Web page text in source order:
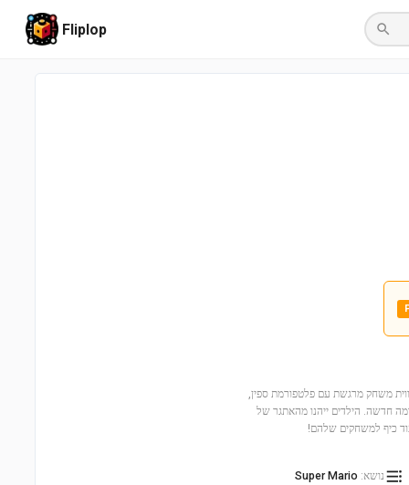
Fliplop
הסט המיוחד הזה מציע חווית משחק מרגשת עם פלטפורמת ספין,
חדשה. הילדים ייהנו מהאתגר של
כיף למשחקים שלהם!
נושא:
Super Mario